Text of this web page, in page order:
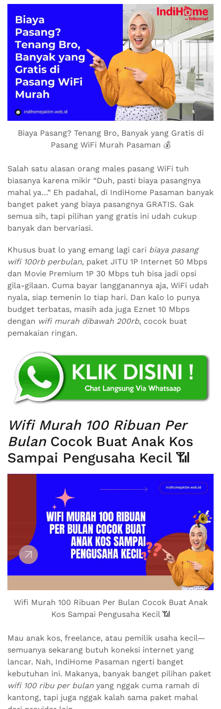
Biaya Pasang? Tenang Bro, Banyak yang Gratis di
Pasang WiFi Murah Pasaman 💰
Salah satu alasan orang males pasang WiFi tuh
biasanya karena mikir “Duh, pasti biaya pasangnya
mahal ya…” Eh padahal, di IndiHome Pasaman banyak
banget paket yang biaya pasangnya GRATIS. Gak
semua sih, tapi pilihan yang gratis ini udah cukup
banyak dan bervariasi.
Khusus buat lo yang emang lagi cari biaya pasang
wifi 100rb perbulan, paket JITU 1P Internet 50 Mbps
dan Movie Premium 1P 30 Mbps tuh bisa jadi opsi
gila-gilaan. Cuma bayar langganannya aja, WiFi udah
nyala, siap temenin lo tiap hari. Dan kalo lo punya
budget terbatas, masih ada juga Eznet 10 Mbps
dengan wifi murah dibawah 200rb, cocok buat
pemakaian ringan.
Wifi Murah 100 Ribuan Per
BulanCocok Buat Anak Kos
Sampai Pengusaha Kecil 📶
Wifi Murah 100 Ribuan Per Bulan Cocok Buat Anak
Kos Sampai Pengusaha Kecil 📶
Mau anak kos, freelance, atau pemilik usaha kecil—
semuanya sekarang butuh koneksi internet yang
lancar. Nah, IndiHome Pasaman ngerti banget
kebutuhan ini. Makanya, banyak banget pilihan paket
wifi 100 ribu per bulan yang nggak cuma ramah di
kantong, tapi juga nggak kalah sama paket mahal